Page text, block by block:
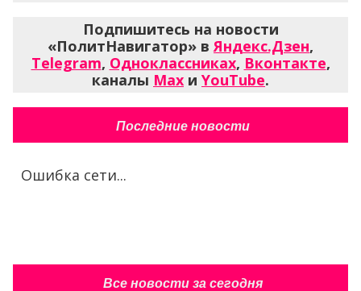
Подпишитесь на новости
«ПолитНавигатор» вЯндекс.Дзен,
Telegram, Одноклассниках, Вконтакте,
каналы Max и YouTube.
Последние новости
Ошибка сети...
Все новости за сегодня